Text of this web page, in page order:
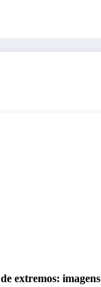
extremos: imagens